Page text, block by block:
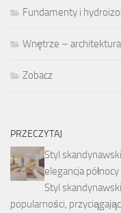
Fundamenty i
Wnętrze – architektura
Zobacz
PRZECZYTAJ
Styl
elegancja północy
Styl
popularności,